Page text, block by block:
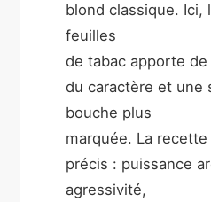
blond classique. Ici,
feuilles
de tabac apporte
du caractère et une
bouche plus
marquée. La
précis : puissance
agressivité,